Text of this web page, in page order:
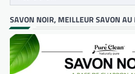
SAVON NOIR, MEILLEUR SAVON AU